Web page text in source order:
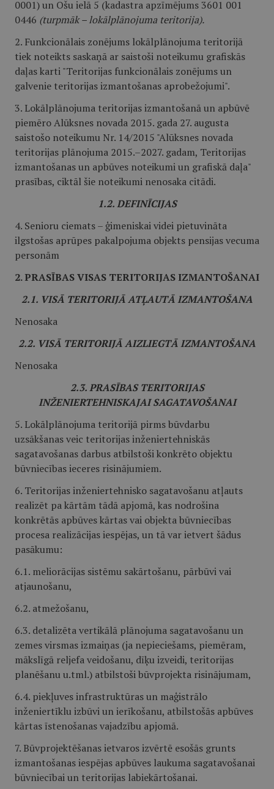
0001) un Ošu ielā 5 (kadastra apzīmējums 3601 001
0446 (turpmāk – lokālplānojuma teritorija).
2. Funkcionālais zonējums lokālplānojuma teritorijā
tiek noteikts saskaņā ar saistoši noteikumu grafiskās
daļas karti "Teritorijas funkcionālais zonējums un
galvenie teritorijas izmantošanas aprobežojumi".
3. Lokālplānojuma teritorijas izmantošanā un apbūvē
piemēro Alūksnes novada 2015. gada 27. augusta
saistošo noteikumu Nr. 14/2015 "Alūksnes novada
teritorijas plānojuma 2015.–2027. gadam, Teritorijas
izmantošanas un apbūves noteikumi un grafiskā daļa"
prasības, ciktāl šie noteikumi nenosaka citādi.
1.2. DEFINĪCIJAS
4. Senioru ciemats – ģimeniskai videi pietuvināta
ilgstošas aprūpes pakalpojuma objekts pensijas vecuma
personām
2. PRASĪBAS VISAS TERITORIJAS IZMANTOŠANAI
2.1. VISĀ TERITORIJĀ ATĻAUTĀ IZMANTOŠANA
Nenosaka
2.2. VISĀ TERITORIJĀ AIZLIEGTĀ IZMANTOŠANA
Nenosaka
2.3. PRASĪBAS TERITORIJAS
INŽENIERTEHNISKAJAI SAGATAVOŠANAI
5. Lokālplānojuma teritorijā pirms būvdarbu
uzsākšanas veic teritorijas inženiertehniskās
sagatavošanas darbus atbilstoši konkrēto objektu
būvniecības ieceres risinājumiem.
6. Teritorijas inženiertehnisko sagatavošanu atļauts
realizēt pa kārtām tādā apjomā, kas nodrošina
konkrētās apbūves kārtas vai objekta būvniecības
procesa realizācijas iespējas, un tā var ietvert šādus
pasākumu:
6.1. meliorācijas sistēmu sakārtošanu, pārbūvi vai
atjaunošanu,
6.2. atmežošanu,
6.3. detalizēta vertikālā plānojuma sagatavošanu un
zemes virsmas izmaiņas (ja nepieciešams, piemēram,
mākslīgā reljefa veidošanu, dīķu izveidi, teritorijas
planēšanu u.tml.) atbilstoši būvprojekta risinājumam,
6.4. piekļuves infrastruktūras un maģistrālo
inženiertīklu izbūvi un ierīkošanu, atbilstošās apbūves
kārtas īstenošanas vajadzību apjomā.
7. Būvprojektēšanas ietvaros izvērtē esošās grunts
izmantošanas iespējas apbūves laukuma sagatavošanai
būvniecībai un teritorijas labiekārtošanai.